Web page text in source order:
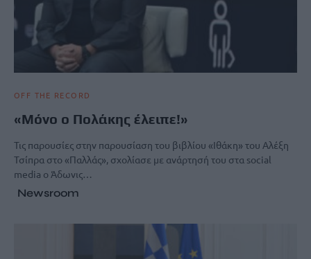
OFF THE RECORD
«Μόνο ο Πολάκης έλειπε!»
Τις παρουσίες στην παρουσίαση του βιβλίου «Ιθάκη» του Αλέξη
Τσίπρα στο «Παλλάς», σχολίασε με ανάρτησή του στα social
media ο Άδωνις…
Newsroom